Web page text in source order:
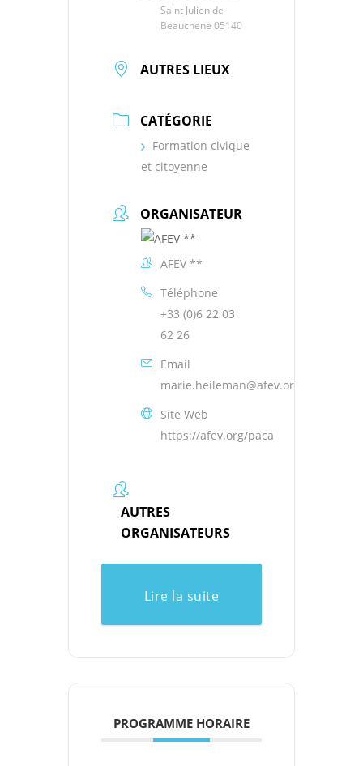
Saint Julien de
Beauchene 05140
AUTRES LIEUX
CATÉGORIE
Formation civique
et citoyenne
ORGANISATEUR
AFEV **
Téléphone
+33 (0)6 22 03
62 26
Email
marie.heileman@afev.org
Site Web
https://afev.org/paca
AUTRES
ORGANISATEURS
Lire la suite
PROGRAMME HORAIRE